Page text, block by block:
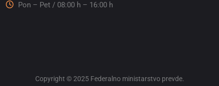
Pon – Pet / 08:00 h – 16:00 h
Copyright © 2025 Federalno ministarstvo prevde.